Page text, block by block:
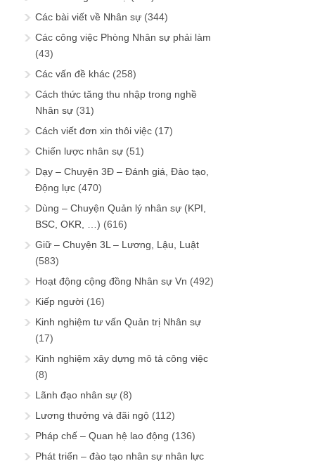
Các bài viết về Nhân sự (344)
Các công việc Phòng Nhân sự phải làm
(43)
Các vấn đề khác (258)
Cách thức tăng thu nhập trong nghề
Nhân sự (31)
Cách viết đơn xin thôi việc (17)
Chiến lược nhân sự (51)
Dạy – Chuyện 3Đ – Đánh giá, Đào tạo,
Động lực (470)
Dùng – Chuyện Quản lý nhân sự (KPI,
BSC, OKR, …) (616)
Giữ – Chuyện 3L – Lương, Lậu, Luật
(583)
Hoạt động cộng đồng Nhân sự Vn (492)
Kiếp người (16)
Kinh nghiệm tư vấn Quản trị Nhân sự
(17)
Kinh nghiệm xây dựng mô tả công việc
(8)
Lãnh đạo nhân sự (8)
Lương thưởng và đãi ngộ (112)
Pháp chế – Quan hệ lao động (136)
Phát triển – đào tạo nhân sự nhân lực